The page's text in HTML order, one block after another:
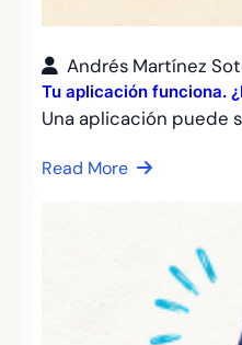
Andrés Martínez
Tu aplicación funciona.
Una aplicación puede
Read More